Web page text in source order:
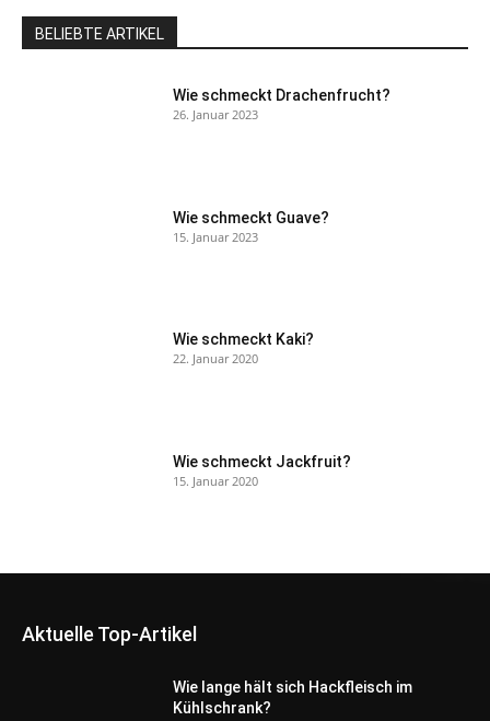
BELIEBTE ARTIKEL
Wie schmeckt Drachenfrucht?
26. Januar 2023
Wie schmeckt Guave?
15. Januar 2023
Wie schmeckt Kaki?
22. Januar 2020
Wie schmeckt Jackfruit?
15. Januar 2020
Aktuelle Top-Artikel
Wie lange hält sich Hackfleisch im
Kühlschrank?